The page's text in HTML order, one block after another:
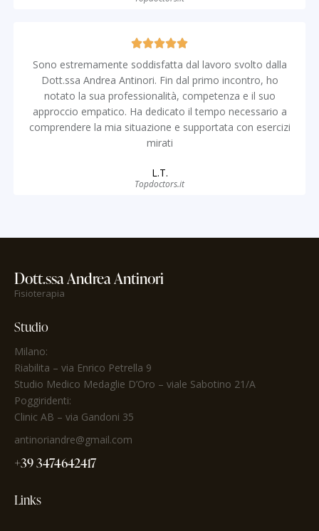
Sono estremamente soddisfatta dal lavoro svolto dalla
Dott.ssa Andrea Antinori. Fin dal primo incontro, ho
notato la sua professionalità, competenza e il suo
approccio empatico. Ha dedicato il tempo necessario a
comprendere la mia situazione e supportata con esercizi
mirati
L.T.
Topdoctors.it
Dott.ssa Andrea Antinori
Fisioterapia
Studio
Milano:
Riabilita – via Enrico Petrella 9
Studio Medico Medaglie D’Oro – viale Sabotino 21/A
Poggiridenti:
Clinic AB – via Gandoni 35
antinoriandre@gmail.com
+39 3474642417
Links